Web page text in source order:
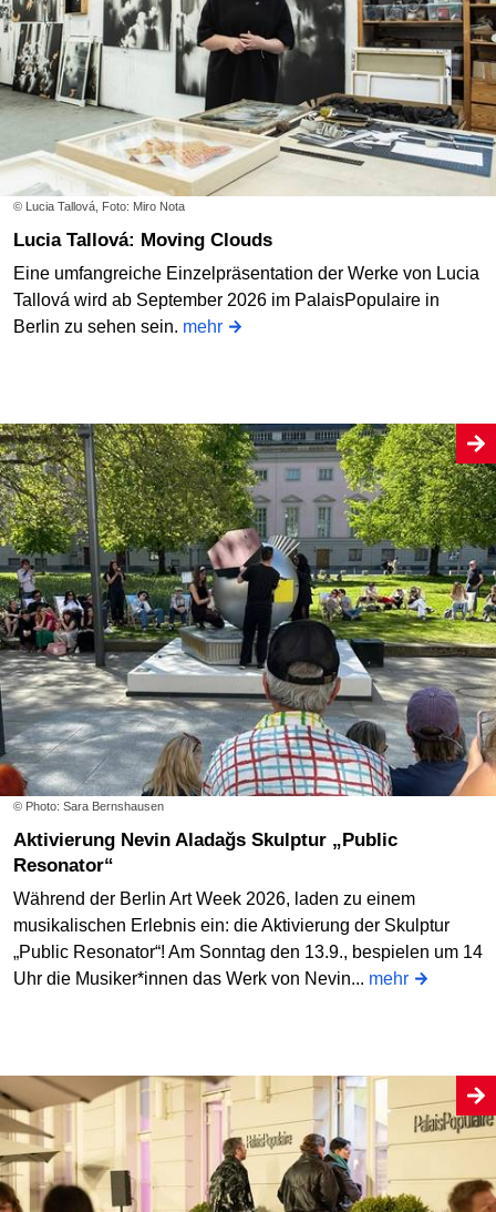
© Lucia Tallová, Foto: Miro Nota
Lucia Tallová: Moving Clouds
Eine umfangreiche Einzelpräsentation der Werke von Lucia
Tallová wird ab September 2026 im PalaisPopulaire in
Berlin zu sehen sein. mehr
© Photo: Sara Bernshausen
Aktivierung Nevin Aladağs Skulptur „Public
Resonator“
Während der Berlin Art Week 2026, laden zu einem
musikalischen Erlebnis ein: die Aktivierung der Skulptur
„Public Resonator“! Am Sonntag den 13.9., bespielen um 14
Uhr die Musiker*innen das Werk von Nevin... mehr